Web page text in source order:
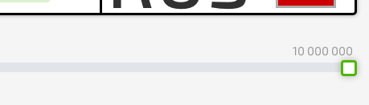
10 000 000